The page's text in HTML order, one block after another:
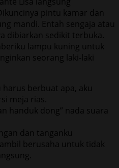
pintu kamar dan
mandi. Entah sengaja atau
dibiarkan sedikit terbuka.
lampu kuning untuk
seorang laki-laki
berbuat apa, aku
meja rias.
handuk dong” nada suara
dan tanganku
berusaha untuk tidak